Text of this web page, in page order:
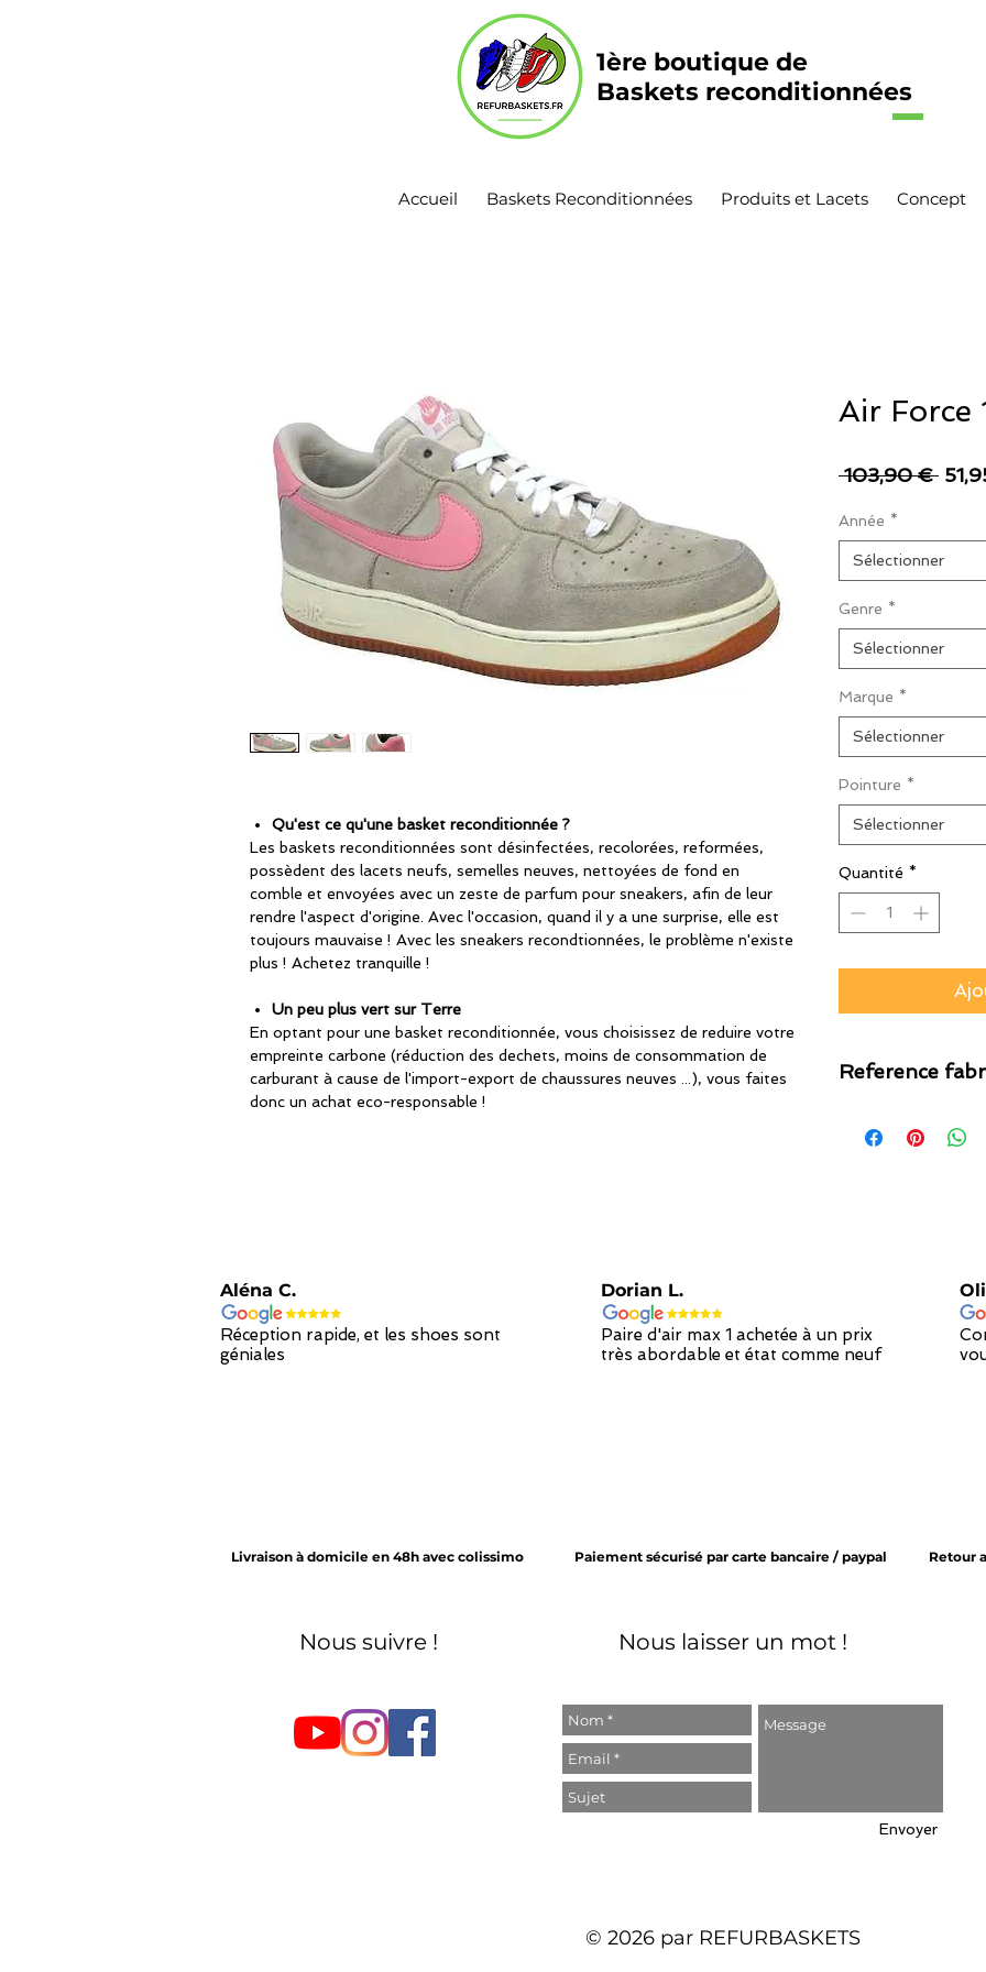
1ère boutique de
Baskets reconditionnées
Accueil Baskets Reconditionnées Produits et Lacets Concept
Qu'est ce qu'une basket reconditionnée ?
Les baskets reconditionnées sont désinfectées, recolorées, reformées,
possèdent des lacets neufs, semelles neuves, nettoyées de fond en
comble et envoyées avec un zeste de parfum pour sneakers, afin de leur
rendre l'aspect d'origine. Avec l'occasion, quand il y a une surprise, elle est
toujours mauvaise ! Avec les sneakers recondtionnées, le problème n'existe
plus ! Achetez tranquille !
Un peu plus vert sur Terre
En optant pour une basket reconditionnée, vous choisissez de reduire votre
empreinte carbone (réduction des dechets, moins de consommation de
carburant à cause de l'import-export de chaussures neuves ...), vous faites
donc un achat eco-responsable !
Air Force
103,90 € Prix
Année *
Sélectionner
Genre *
Sélectionner
Marque *
Sélectionner
Pointure *
Sélectionner
Quantité *
Reference
Aléna C.
Réception rapide, et les shoes sont
géniales
Livraison à domicile en 48h avec colissimo
Nous suivre !
Dorian L.
Paire d'air max 1 achetée à un prix
très abordable et état comme neuf
Paiement sécurisé par carte bancaire / paypal Retour
Nous laisser un mot !
Envoyer
© 2026 par REFURBASKETS